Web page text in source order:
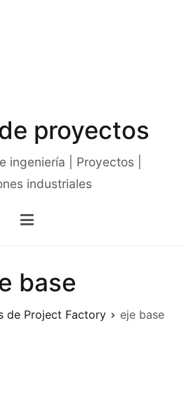
proyectos
ingeniería | Proyectos |
industriales
base
de Project Factory eje base